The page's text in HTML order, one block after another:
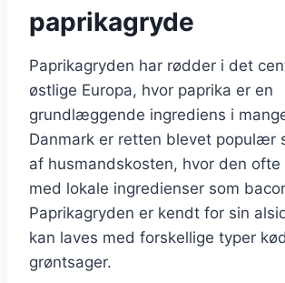
paprikagryde
Paprikagryden har rødder i det
østlige Europa, hvor paprika er en
grundlæggende ingrediens i
Danmark er retten blevet populær
af husmandskosten, hvor den
med lokale ingredienser som
Paprikagryden er kendt for sin
kan laves med forskellige typer
grøntsager.